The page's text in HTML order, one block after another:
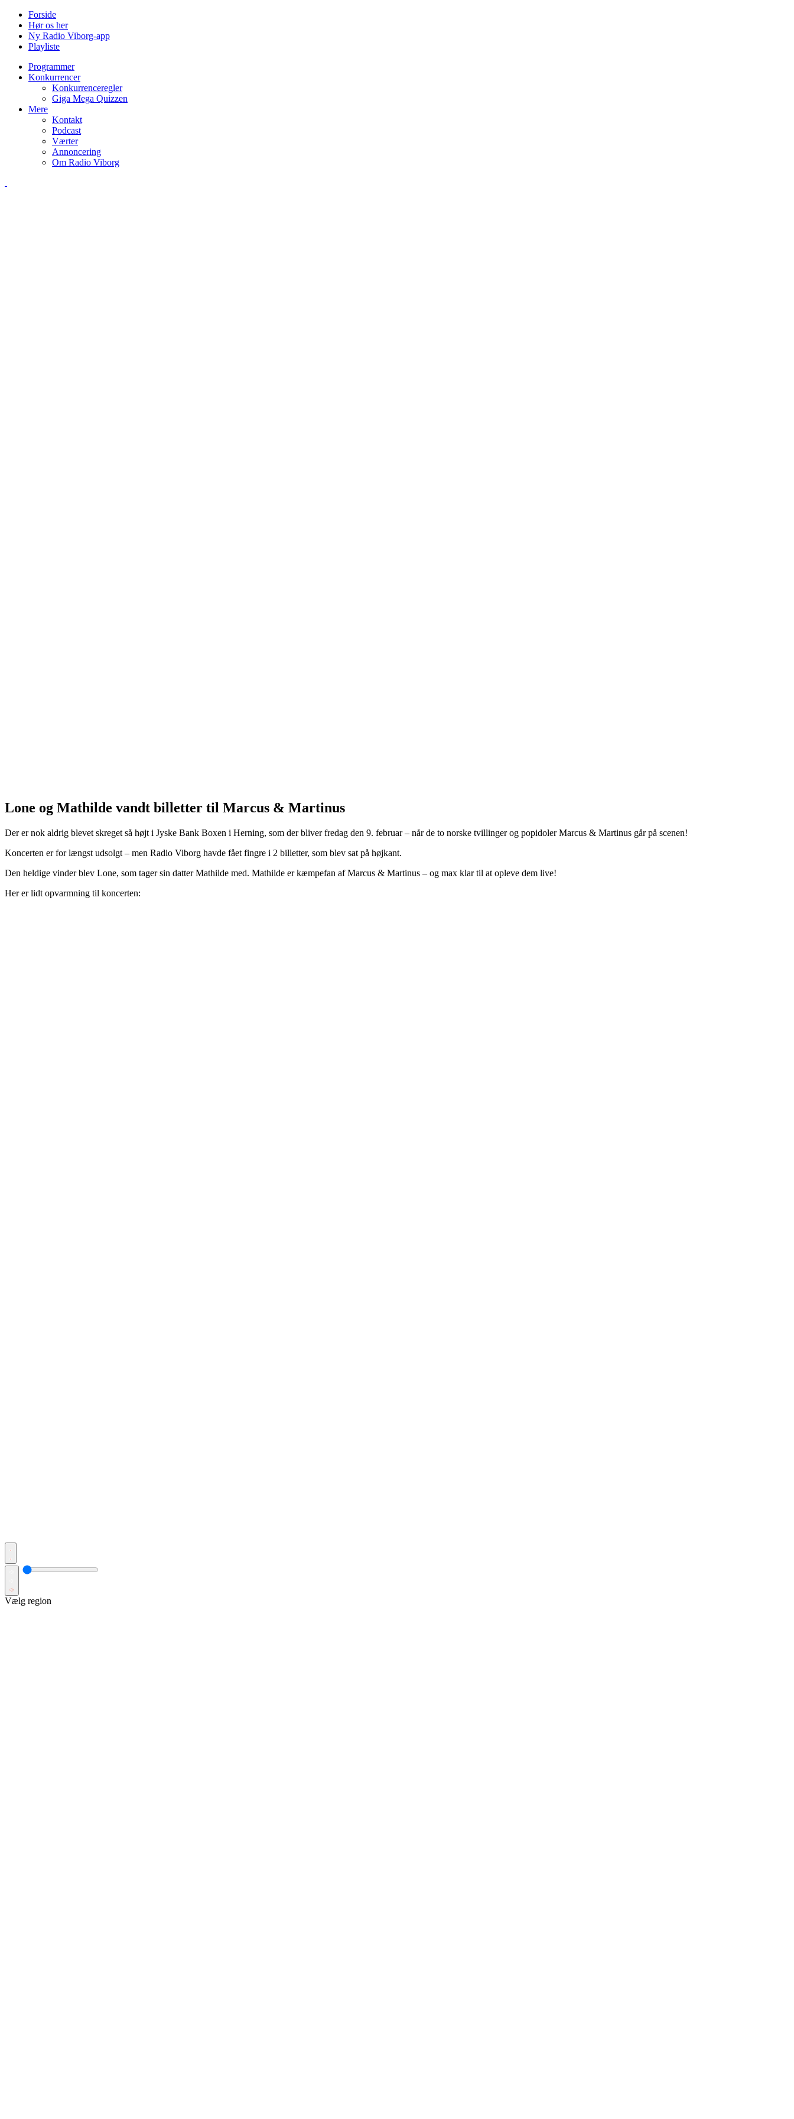
Forside
Hør os her
Ny Radio Viborg-app
Playliste
Programmer
Konkurrencer
Konkurrenceregler
Giga Mega Quizzen
Mere
Kontakt
Podcast
Værter
Annoncering
Om Radio Viborg
Lone og Mathilde vandt billetter til Marcus & Martinus
Der er nok aldrig blevet skreget så højt i Jyske Bank Boxen i Herning, som der bliver fredag den 9. februar – når de to norske tvillinger og popidoler Marcus & Martinus går på scenen!
Koncerten er for længst udsolgt – men Radio Viborg havde fået fingre i 2 billetter, som blev sat på højkant.
Den heldige vinder blev Lone, som tager sin datter Mathilde med. Mathilde er kæmpefan af Marcus & Martinus – og max klar til at opleve dem live!
Her er lidt opvarmning til koncerten:
Vælg region